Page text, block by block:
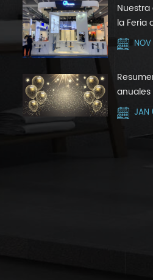
la Feria
octubre
Hair Zone
anuales
JAN